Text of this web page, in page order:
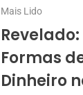
Mais Lido
Formas
Dinheiro